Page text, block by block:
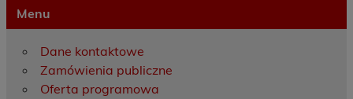
Menu
Dane kontaktowe
Zamówienia publiczne
Oferta programowa